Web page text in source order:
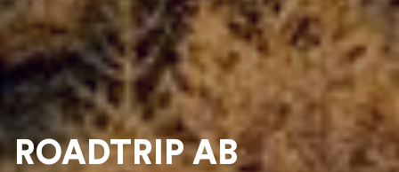
ROADTRIP AB